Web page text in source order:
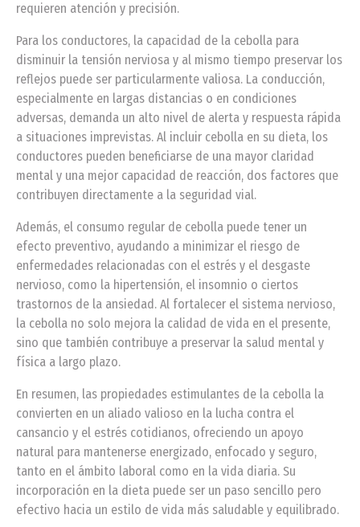
requieren atención y precisión.
Para los conductores, la capacidad de la cebolla para
disminuir la tensión nerviosa y al mismo tiempo preservar los
reflejos puede ser particularmente valiosa. La conducción,
especialmente en largas distancias o en condiciones
adversas, demanda un alto nivel de alerta y respuesta rápida
a situaciones imprevistas. Al incluir cebolla en su dieta, los
conductores pueden beneficiarse de una mayor claridad
mental y una mejor capacidad de reacción, dos factores que
contribuyen directamente a la seguridad vial.
Además, el consumo regular de cebolla puede tener un
efecto preventivo, ayudando a minimizar el riesgo de
enfermedades relacionadas con el estrés y el desgaste
nervioso, como la hipertensión, el insomnio o ciertos
trastornos de la ansiedad. Al fortalecer el sistema nervioso,
la cebolla no solo mejora la calidad de vida en el presente,
sino que también contribuye a preservar la salud mental y
física a largo plazo.
En resumen, las propiedades estimulantes de la cebolla la
convierten en un aliado valioso en la lucha contra el
cansancio y el estrés cotidianos, ofreciendo un apoyo
natural para mantenerse energizado, enfocado y seguro,
tanto en el ámbito laboral como en la vida diaria. Su
incorporación en la dieta puede ser un paso sencillo pero
efectivo hacia un estilo de vida más saludable y equilibrado.